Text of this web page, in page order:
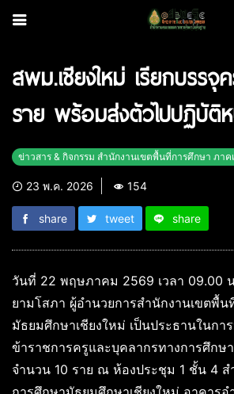
สพม.เชียงใหม่ เรียกบรรจุ
ราย พร้อมส่งตัวไปปฏิบัติ
ข่าวสาร & กิจกรรม สำนักงานเขตพื้นที่การศึกษา ภาค
23 พ.ค. 2026 154
share tweet share
วันที่ 22 พฤษภาคม 2569 เวลา 09.00 น
ยามโสภา ผู้อำนวยการสำนักงานเขตพื้น
มัธยมศึกษาเชียงใหม่ เป็นประธานในกา
ข้าราชการครูและบุคลากรทางการศึกษ
จำนวน 10 ราย ณ ห้องประชุม 1 ชั้น 4 ส